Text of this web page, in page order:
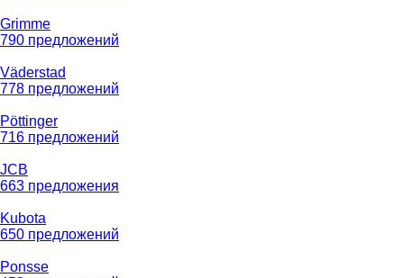
Grimme
790 предложений
Väderstad
778 предложений
Pöttinger
716 предложений
JCB
663 предложения
Kubota
650 предложений
Ponsse